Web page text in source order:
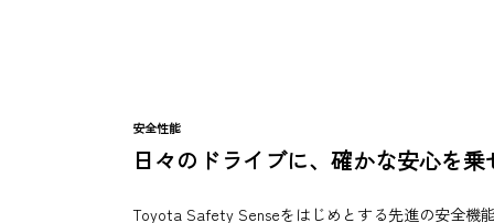
安全性能
日々のドライブに、確かな安心を乗
Toyota Safety Senseをはじめとする先進の安全機